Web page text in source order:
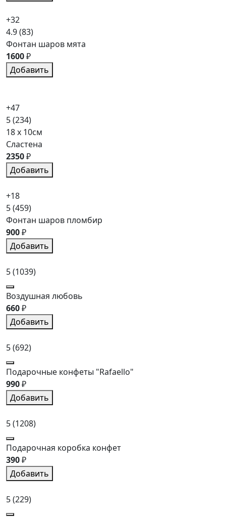
+32
4.9(83)
Фонтан шаров мята
1600₽
Добавить
+47
5(234)
18 x 10см
Сластена
2350₽
Добавить
+18
5(459)
Фонтан шаров пломбир
900₽
Добавить
5(1039)
Воздушная любовь
660₽
Добавить
5(692)
Подарочные конфеты "Rafaello"
990₽
Добавить
5(1208)
Подарочная коробка конфет
390₽
Добавить
5(229)